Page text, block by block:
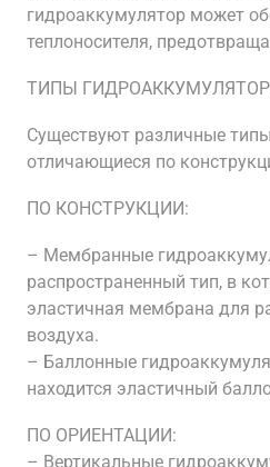
гидроаккумулятор может
теплоносителя,
ТИПЫ
Существуют различные
отличающиеся по
ПО КОНСТРУКЦИИ:
– Мембранные
распространенный тип, в
эластичная мембрана для
воздуха.
– Баллонные
находится эластичный
ПО ОРИЕНТАЦИИ:
– Вертикальные